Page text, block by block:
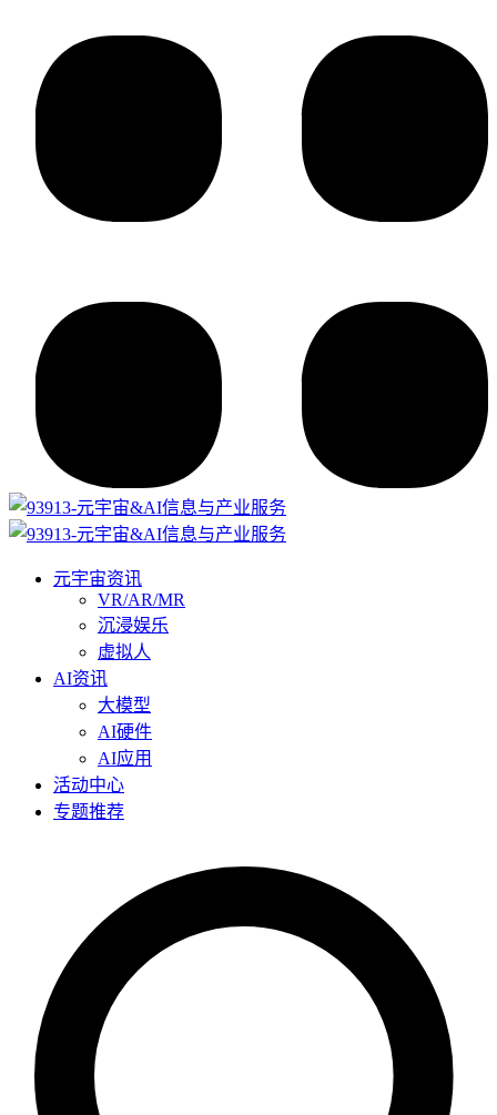
元宇宙资讯
VR/AR/MR
沉浸娱乐
虚拟人
AI资讯
大模型
AI硬件
AI应用
活动中心
专题推荐